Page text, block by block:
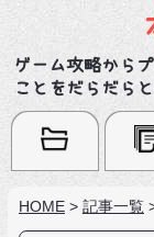
ゲーム攻略から
ことをだらだら
HOME > 記事一覧